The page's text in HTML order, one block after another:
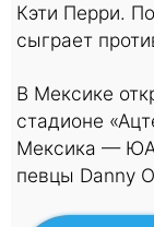
Кэти Перри.
сыграет
В Мексике
стадионе
Мексика —
певцы Danny